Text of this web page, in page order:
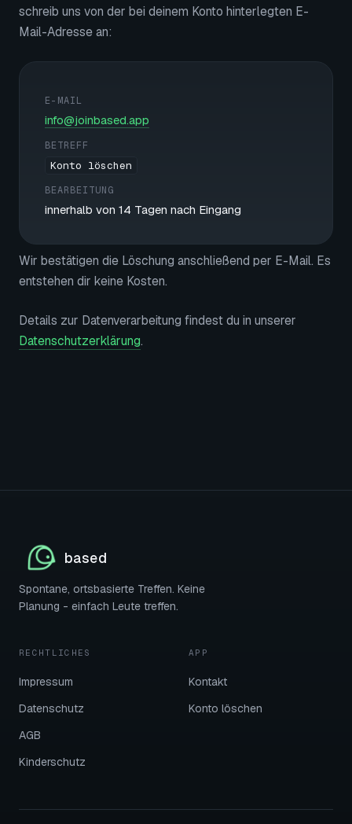
schreib uns von der bei deinem Konto hinterlegten E-
Mail-Adresse an:
E-MAIL
info@joinbased.app
BETREFF
Konto löschen
BEARBEITUNG
innerhalb von 14 Tagen nach Eingang
Wir bestätigen die Löschung anschließend per E-Mail. Es
entstehen dir keine Kosten.
Details zur Datenverarbeitung findest du in unserer
Datenschutzerklärung.
based
Spontane, ortsbasierte Treffen. Keine
Planung - einfach Leute treffen.
RECHTLICHES
Impressum
Datenschutz
AGB
Kinderschutz
APP
Kontakt
Konto löschen